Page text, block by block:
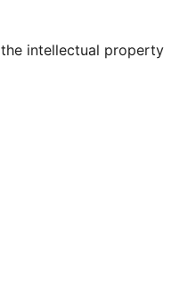
intellectual property